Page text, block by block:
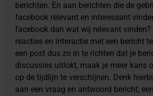
berichten. En aan berichten die de
facebook relevant en interessant
facebook dan wat wij relevant vinden?
reacties en interactie met een bericht
een post dus zo in te richten dat je
discussies uitlokt, maak je meer kans
op de tijdlijn te verschijnen. Denk
aan een vraag en antwoord bericht,